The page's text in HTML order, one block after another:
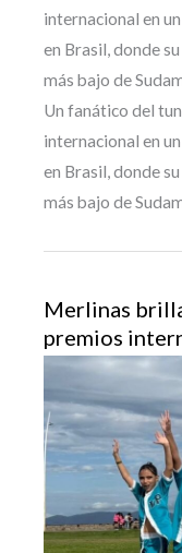
internacional en
en Brasil, donde
más bajo de
Un fanático del
internacional en
en Brasil, donde
más bajo de
Merlinas
premios